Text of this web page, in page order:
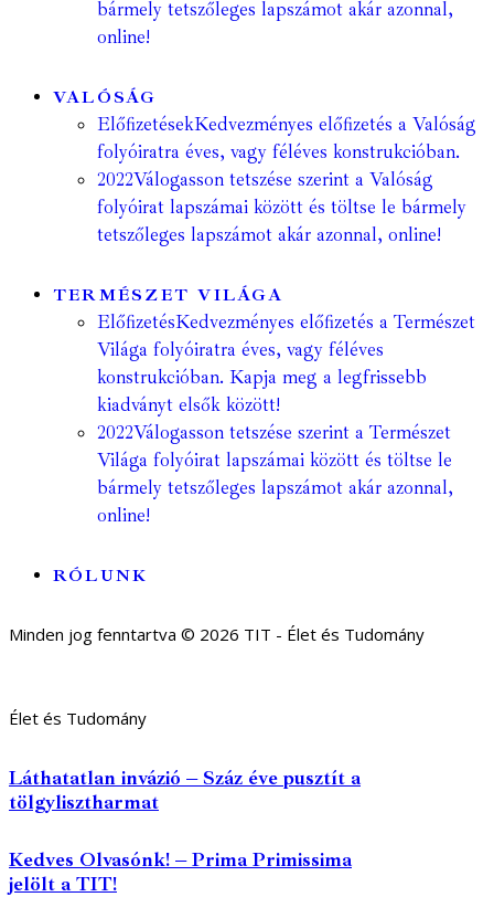
bármely tetszőleges lapszámot akár azonnal,
online!
VALÓSÁG
ElőfizetésekKedvezményes előfizetés a Valóság
folyóiratra éves, vagy féléves konstrukcióban.
2022Válogasson tetszése szerint a Valóság
folyóirat lapszámai között és töltse le bármely
tetszőleges lapszámot akár azonnal, online!
TERMÉSZET VILÁGA
ElőfizetésKedvezményes előfizetés a Természet
Világa folyóiratra éves, vagy féléves
konstrukcióban. Kapja meg a legfrissebb
kiadványt elsők között!
2022Válogasson tetszése szerint a Természet
Világa folyóirat lapszámai között és töltse le
bármely tetszőleges lapszámot akár azonnal,
online!
RÓLUNK
Minden jog fenntartva © 2026 TIT - Élet és Tudomány
Élet és Tudomány
Láthatatlan invázió – Száz éve pusztít a
tölgylisztharmat
Kedves Olvasónk! – Prima Primissima
jelölt a TIT!